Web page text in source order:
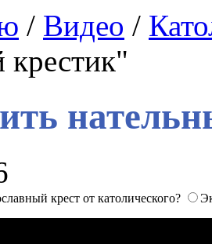
/ Видео /
крестик"
крест от католического?